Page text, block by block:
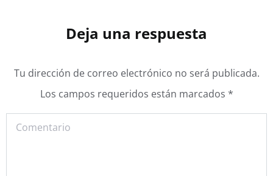
Deja una respuesta
Tu dirección de correo electrónico no será publicada.
Los campos requeridos están marcados *
Comentario